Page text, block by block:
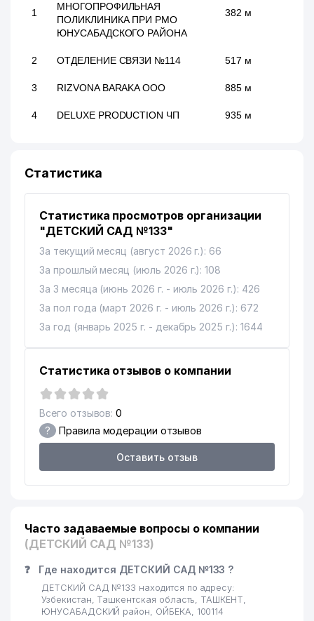
1
МНОГОПРОФИЛЬНАЯ
ПОЛИКЛИНИКА ПРИ РМО
ЮНУСАБАДСКОГО РАЙОНА
382 м
2 ОТДЕЛЕНИЕ СВЯЗИ №114 517 м
3 RIZVONA BARAKA ООО 885 м
4 DELUXE PRODUCTION ЧП 935 м
Статистика
Статистика просмотров организации
"ДЕТСКИЙ САД №133"
За текущий месяц (август 2026 г.): 66
За прошлый месяц (июль 2026 г.): 108
За 3 месяца (июнь 2026 г. - июль 2026 г.): 426
За пол года (март 2026 г. - июль 2026 г.): 672
За год (январь 2025 г. - декабрь 2025 г.): 1644
Статистика отзывов о компании
Всего отзывов: 0
? Правила модерации отзывов
Оставить отзыв
Часто задаваемые вопросы о компании
(ДЕТСКИЙ САД №133)
❓ Где находится ДЕТСКИЙ САД №133 ?
ДЕТСКИЙ САД №133 находится по адресу:
Узбекистан, Ташкентская область, ТАШКЕНТ,
ЮНУСАБАДСКИЙ район, ОЙБЕКА, 100114